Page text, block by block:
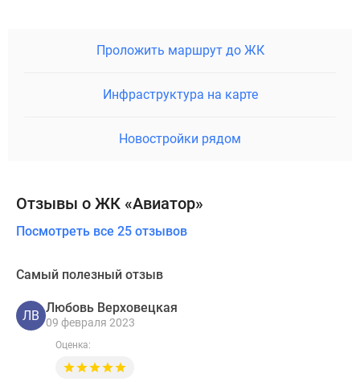
Проложить маршрут до ЖК
Инфраструктура на карте
Новостройки рядом
Отзывы о ЖК «Авиатор»
Посмотреть все 25 отзывов
Самый полезный отзыв
ЛВ
Любовь Верховецкая
09 февраля 2023
Оценка: